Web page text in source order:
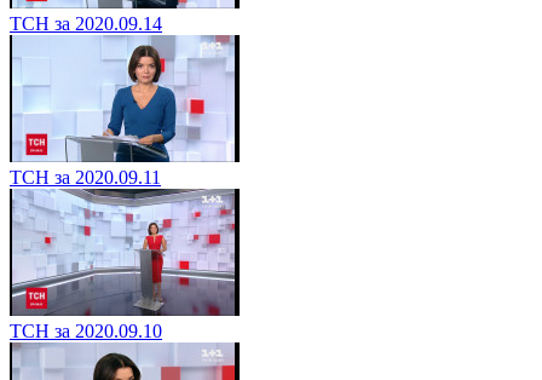
ТСН за 2020.09.14
ТСН за 2020.09.11
ТСН за 2020.09.10